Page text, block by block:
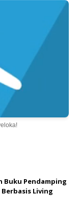
Buku Pendamping
Living